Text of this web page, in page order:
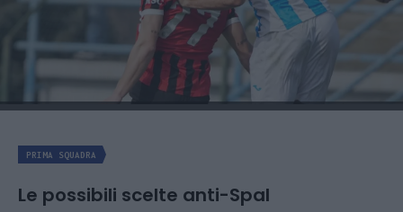
PRIMA SQUADRA
Le possibili scelte anti-Spal